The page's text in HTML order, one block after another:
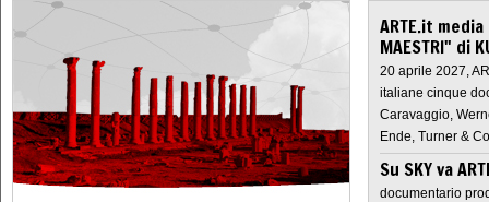
ARTE.it
MAESTRI" di
20 aprile 2027,
italiane cinque
Caravaggio,
Ende, Turner &
Su SKY va
documentario